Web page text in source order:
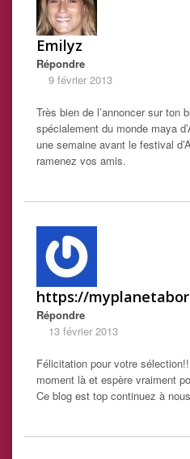
Emilyz
Répondre
9 février 2013
Très bien de l’annoncer sur ton
spécialement du monde maya
une semaine avant le festival
ramenez vos amis.
https://
Répondre
13 février 2013
Félicitation pour votre
moment là et espère vraiment
Ce blog est top continuez à